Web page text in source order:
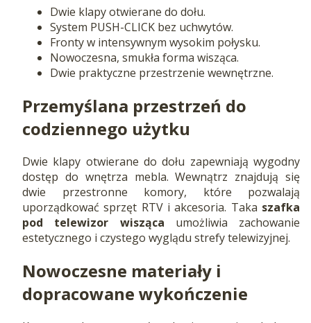
Dwie klapy otwierane do dołu.
System PUSH-CLICK bez uchwytów.
Fronty w intensywnym wysokim połysku.
Nowoczesna, smukła forma wisząca.
Dwie praktyczne przestrzenie wewnętrzne.
Przemyślana przestrzeń do
codziennego użytku
Dwie klapy otwierane do dołu zapewniają wygodny
dostęp do wnętrza mebla. Wewnątrz znajdują się
dwie przestronne komory, które pozwalają
uporządkować sprzęt RTV i akcesoria. Taka szafka
pod telewizor wisząca umożliwia zachowanie
estetycznego i czystego wyglądu strefy telewizyjnej.
Nowoczesne materiały i
dopracowane wykończenie